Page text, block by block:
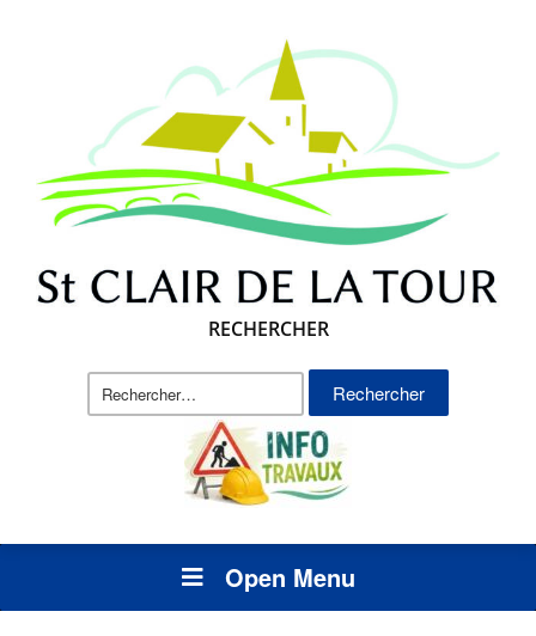
RECHERCHER
Rechercher :
Open Menu